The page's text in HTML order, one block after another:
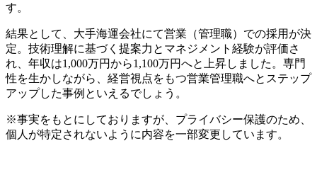
す。
結果として、大手海運会社にて営業（管理職）での採用が決
定。技術理解に基づく提案力とマネジメント経験が評価さ
れ、年収は1,000万円から1,100万円へと上昇しました。専門
性を生かしながら、経営視点をもつ営業管理職へとステップ
アップした事例といえるでしょう。
※事実をもとにしておりますが、プライバシー保護のため、
個人が特定されないように内容を一部変更しています。